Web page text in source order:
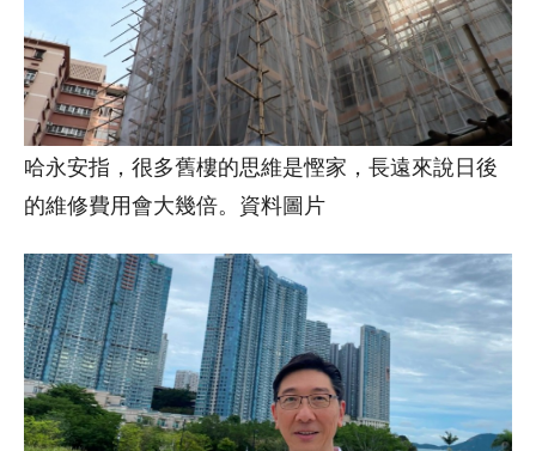
哈永安指，很多舊樓的思維是慳家，長遠來說日後
的維修費用會大幾倍。資料圖片